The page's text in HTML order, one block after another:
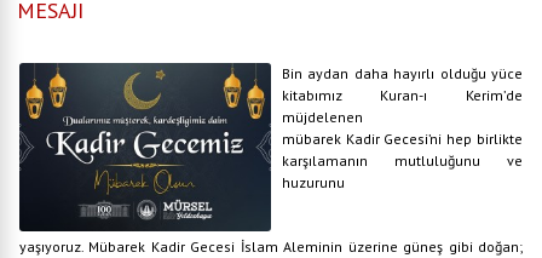
MESAJI
Bin aydan daha hayırlı olduğu yüce
kitabımız Kuran-ı Kerim’de
müjdelenen
mübarek Kadir Gecesi’ni hep birlikte
karşılamanın mutluluğunu ve
huzurunu
yaşıyoruz. Mübarek Kadir Gecesi İslam Aleminin üzerine güneş gibi doğan;